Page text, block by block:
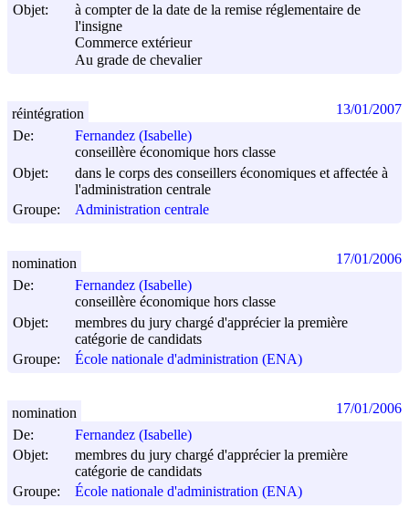
Objet:
à compter de la date de la remise réglementaire de
l'insigne
Commerce extérieur
Au grade de chevalier
De:
Fernandez (Isabelle)
conseillère économique hors classe
Objet:
dans le corps des conseillers économiques et affectée à
l'administration centrale
Groupe:
Administration centrale
réintégration 13/01/2007
De:
Fernandez (Isabelle)
conseillère économique hors classe
Objet:
membres du jury chargé d'apprécier la première
catégorie de candidats
Groupe:
École nationale d'administration (ENA)
nomination 17/01/2006
De:
Fernandez (Isabelle)
Objet:
membres du jury chargé d'apprécier la première
catégorie de candidats
Groupe:
École nationale d'administration (ENA)
nomination 17/01/2006